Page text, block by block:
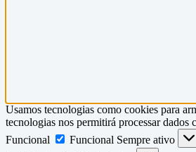
Usamos tecnologias como cookies para
tecnologias nos permitirá processar
Funcional
Funcional Sempre ativo